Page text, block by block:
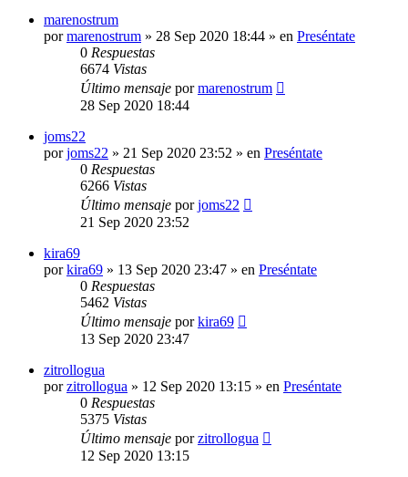
marenostrum
pormarenostrum » 28 Sep 2020 18:44 » en Preséntate
0 Respuestas
6674 Vistas
Último mensaje pormarenostrum
28 Sep 2020 18:44
joms22
porjoms22 » 21 Sep 2020 23:52 » en Preséntate
0 Respuestas
6266 Vistas
Último mensaje porjoms22
21 Sep 2020 23:52
kira69
porkira69 » 13 Sep 2020 23:47 » en Preséntate
0 Respuestas
5462 Vistas
Último mensaje porkira69
13 Sep 2020 23:47
zitrollogua
porzitrollogua » 12 Sep 2020 13:15 » en Preséntate
0 Respuestas
5375 Vistas
Último mensaje porzitrollogua
12 Sep 2020 13:15